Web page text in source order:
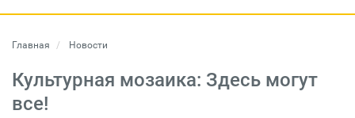
Главная Новости
Культурная мозаика: Здесь могут
все!